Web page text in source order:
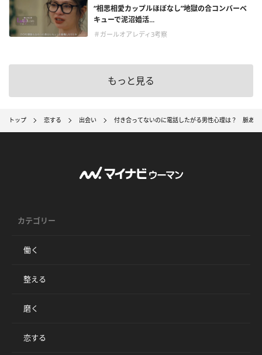
“相思相愛カップルほぼなし”地獄の合コンバーベ
キューで泥沼婚活...
＃ガールオアレディ3考察
もっと見る
トップ 恋する 出会い 付き合ってないのに電話したがる男性心理は？ 脈あり
カテゴリー
働く
整える
磨く
恋する